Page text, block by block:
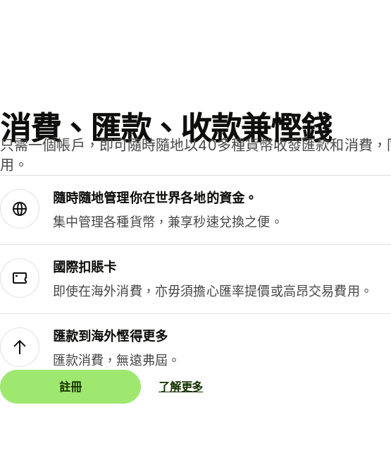
消費、匯款、收款兼慳錢
只需一個帳戶，即可隨時隨地以40多種貨幣收發匯款和消費，
用。
隨時隨地管理你在世界各地的資金。
集中管理各種貨幣，兼享秒速兌換之便。
國際扣賬卡
即使在海外消費，亦毋須擔心匯率提價或高昂交易費用。
匯款到海外慳得更多
匯款消費，無遠弗屆。
註冊 了解更多